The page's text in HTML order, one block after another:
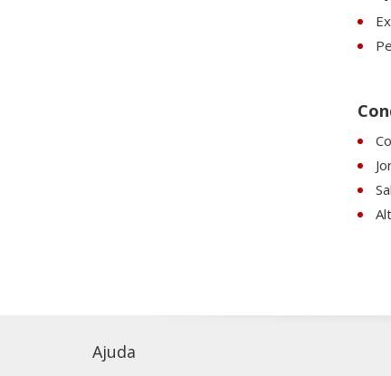
Ajuda